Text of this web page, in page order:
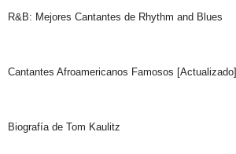
R&B: Mejores Cantantes de Rhythm and Blues
Cantantes Afroamericanos Famosos [Actualizado]
Biografía de Tom Kaulitz